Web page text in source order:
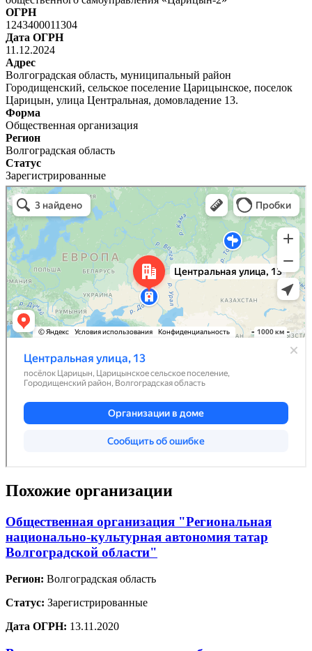
ОГРН
1243400011304
Дата ОГРН
11.12.2024
Адрес
Волгоградская область, муниципальный район
Городищенский, сельское поселение Царицынское, поселок
Царицын, улица Центральная, домовладение 13.
Форма
Общественная организация
Регион
Волгоградская область
Статус
Зарегистрированные
Похожие организации
Общественная организация "Региональная
национально-культурная автономия татар
Волгоградской области"
Регион: Волгоградская область
Статус: Зарегистрированные
Дата ОГРН: 13.11.2020